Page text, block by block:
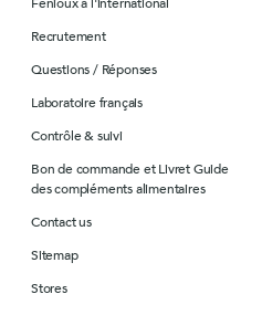
Recrutement
Questions / Réponses
Laboratoire français
Contrôle & suivi
Bon de commande et Livret Guide
des compléments alimentaires
Contact us
Sitemap
Stores